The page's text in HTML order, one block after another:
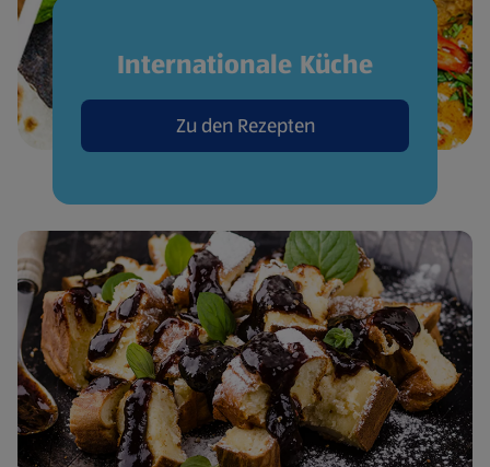
Internationale Küche
Zu den Rezepten